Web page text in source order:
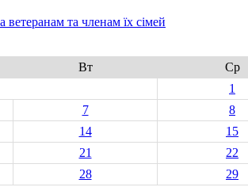
ветеранам та членам їх сімей
Вт Ср
1
7 8
14 15
21 22
28 29